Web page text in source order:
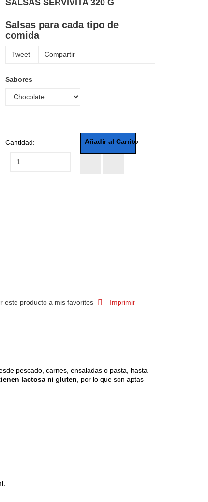
SALSAS SERVIVITA 320 G
Salsas para cada tipo de
comida
Tweet Compartir
Sabores
Cantidad:
este producto a mis favoritos
Imprimir
pescado, carnes, ensaladas o pasta, hasta
lactosa ni gluten , por lo que son aptas